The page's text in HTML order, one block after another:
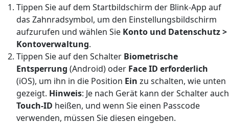
Tippen Sie auf dem Startbildschirm der Blink-App auf
das Zahnradsymbol, um den Einstellungsbildschirm
aufzurufen und wählen Sie Konto und Datenschutz >
Kontoverwaltung.
Tippen Sie auf den Schalter Biometrische
Entsperrung (Android) oder Face ID erforderlich
(iOS), um ihn in die Position Ein zu schalten, wie unten
gezeigt. Hinweis: Je nach Gerät kann der Schalter auch
Touch-ID heißen, und wenn Sie einen Passcode
verwenden, müssen Sie diesen eingeben.